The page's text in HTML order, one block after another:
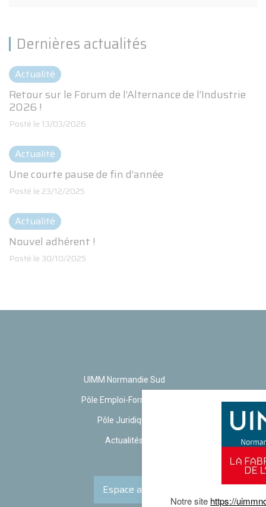
Dernières actualités
Actualité
Retour sur le Forum de l’Alternance de l’Industrie
2026 !
Posté le 13/03/2026
Actualité
Une courte pause de fin d’année
Posté le 23/12/2025
Actualité
Nouvel adhérent !
Posté le 30/10/2025
UIMM Normandie Sud
Pôle Emploi-Formation
Pôle Juridique
Actualités
Espace adhérent
Notre site https://